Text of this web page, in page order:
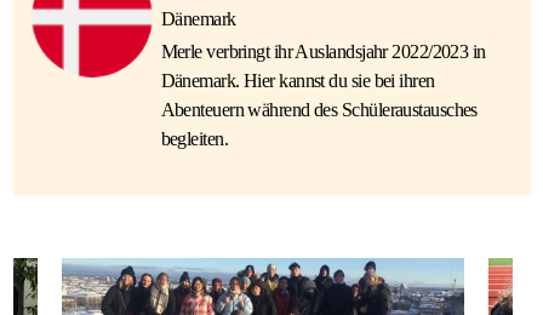
Dänemark
Merle verbringt ihr Auslandsjahr 2022/2023 in
Dänemark. Hier kannst du sie bei ihren
Abenteuern während des Schüleraustausches
begleiten.